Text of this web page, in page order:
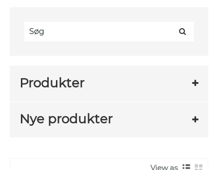
Produkter
Nye produkter
View as